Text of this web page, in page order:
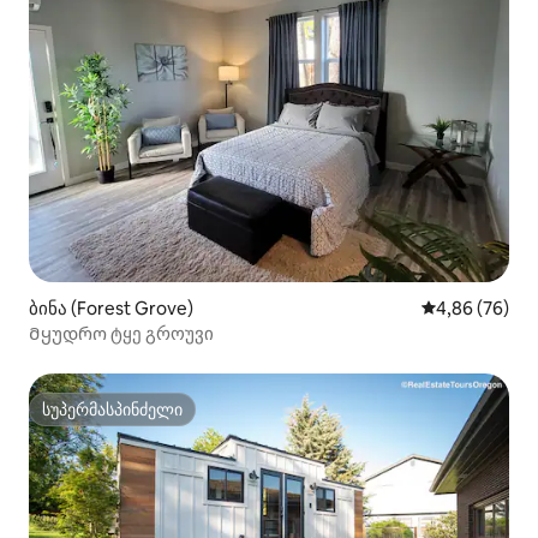
ბინა (Forest Grove) საშუალო
4,86 (76)
Მყუდრო ტყე გროუვი
სუპერმასპინძელი
სუპერმასპინძელი